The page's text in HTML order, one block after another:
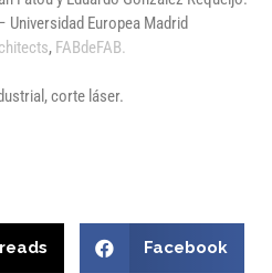
Universidad Europea Madrid
, FABdeFAB.
corte láser.
Facebook